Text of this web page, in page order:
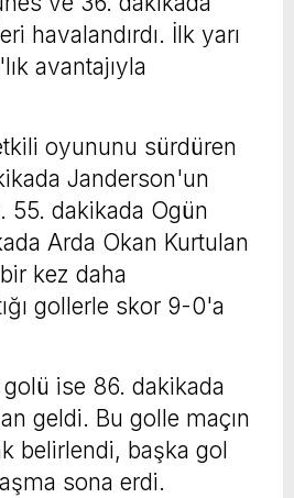
havalandırdı. İlk yarı
avantajıyla
oyununu sürdüren
Janderson'un
55. dakikada Ogün
Arda Okan Kurtulan
kez daha
gollerle skor 9-0'a
golü ise 86. dakikada
geldi. Bu golle maçın
belirlendi, başka gol
sona erdi.